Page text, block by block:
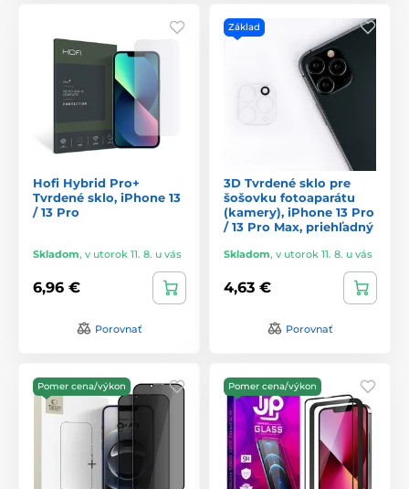
Hofi Hybrid Pro+
Tvrdené sklo, iPhone 13
/ 13 Pro
Skladom, v utorok 11. 8. u vás
6,96 €
Porovnať
Základ
3D Tvrdené sklo pre
šošovku fotoaparátu
(kamery), iPhone 13 Pro
/ 13 Pro Max, priehľadný
Skladom, v utorok 11. 8. u vás
4,63 €
Porovnať
Pomer cena/výkon Pomer cena/výkon